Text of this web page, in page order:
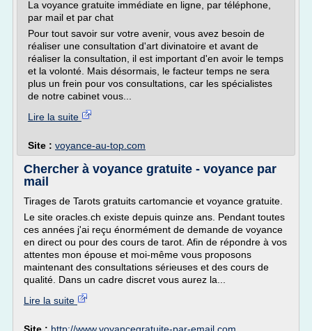
La voyance gratuite immédiate en ligne, par téléphone,
par mail et par chat
Pour tout savoir sur votre avenir, vous avez besoin de
réaliser une consultation d'art divinatoire et avant de
réaliser la consultation, il est important d'en avoir le temps
et la volonté. Mais désormais, le facteur temps ne sera
plus un frein pour vos consultations, car les spécialistes
de notre cabinet vous...
Lire la suite
Site : voyance-au-top.com
Chercher à voyance gratuite - voyance par
mail
Tirages de Tarots gratuits cartomancie et voyance gratuite.
Le site oracles.ch existe depuis quinze ans. Pendant toutes
ces années j'ai reçu énormément de demande de voyance
en direct ou pour des cours de tarot. Afin de répondre à vos
attentes mon épouse et moi-même vous proposons
maintenant des consultations sérieuses et des cours de
qualité. Dans un cadre discret vous aurez la...
Lire la suite